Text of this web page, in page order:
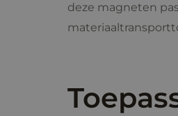
deze magneten